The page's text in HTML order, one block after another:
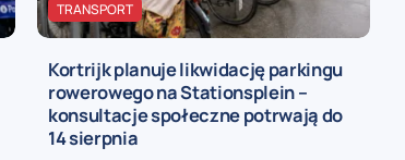
TRANSPORT
Kortrijk planuje likwidację parkingu
rowerowego na Stationsplein –
konsultacje społeczne potrwają do
14 sierpnia